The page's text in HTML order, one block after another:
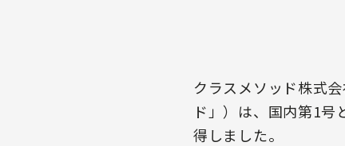
クラスメソッド株式
ド」）は、国内第1
得しました。